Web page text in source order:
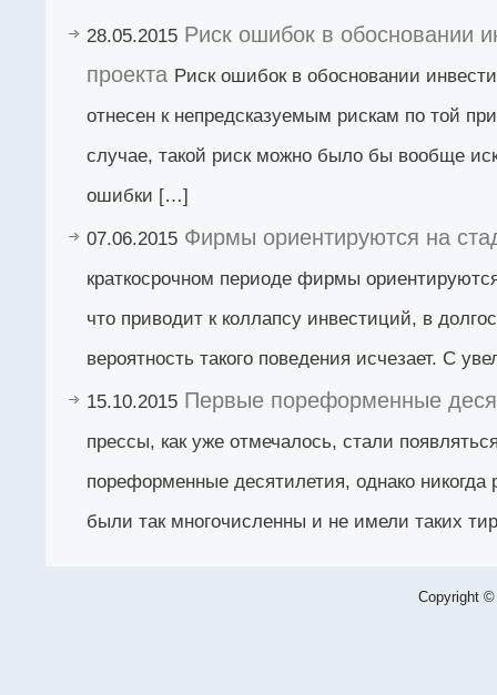
28.05.2015 Риск ошибок в обосновании
проекта Риск ошибок в обосновании
отнесен к непредсказуемым рискам по той
случае, такой риск можно было бы вообще
ошибки […]
07.06.2015 Фирмы ориентируются на
краткосрочном периоде фирмы
что приводит к коллапсу инвестиций, в
вероятность такого поведения исчезает. С
15.10.2015 Первые пореформенные
прессы, как уже отмечалось, стали
пореформенные десятилетия, однако никогда
были так многочисленны и не имели таких
Copyright ©